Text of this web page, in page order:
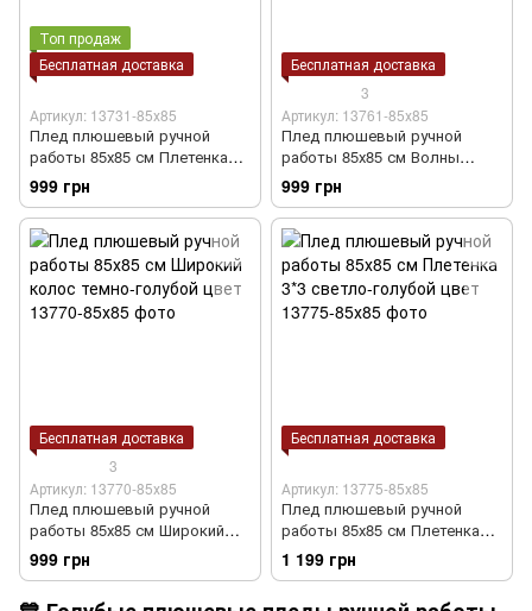
Топ продаж
Бесплатная доставка
Артикул: 13731-85х85
Плед плюшевый ручной
работы 85х85 см Плетенка
голубовато-белый цвет
999 грн
Бесплатная доставка
3
Артикул: 13761-85х85
Плед плюшевый ручной
работы 85х85 см Волны
ярко-голубой цвет
999 грн
Бесплатная доставка
3
Артикул: 13770-85х85
Плед плюшевый ручной
работы 85х85 см Широкий
колос темно-голубой цвет
999 грн
Бесплатная доставка
Артикул: 13775-85х85
Плед плюшевый ручной
работы 85х85 см Плетенка
3*3 светло-голубой цвет
1 199 грн